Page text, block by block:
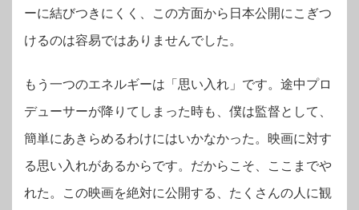
ーに結びつきにくく、この方面から日本公開にこぎつ
けるのは容易ではありませんでした。
もう一つのエネルギーは「思い入れ」です。途中プロ
デューサーが降りてしまった時も、僕は監督として、
簡単にあきらめるわけにはいかなかった。映画に対す
る思い入れがあるからです。だからこそ、ここまでや
れた。この映画を絶対に公開する、たくさんの人に観